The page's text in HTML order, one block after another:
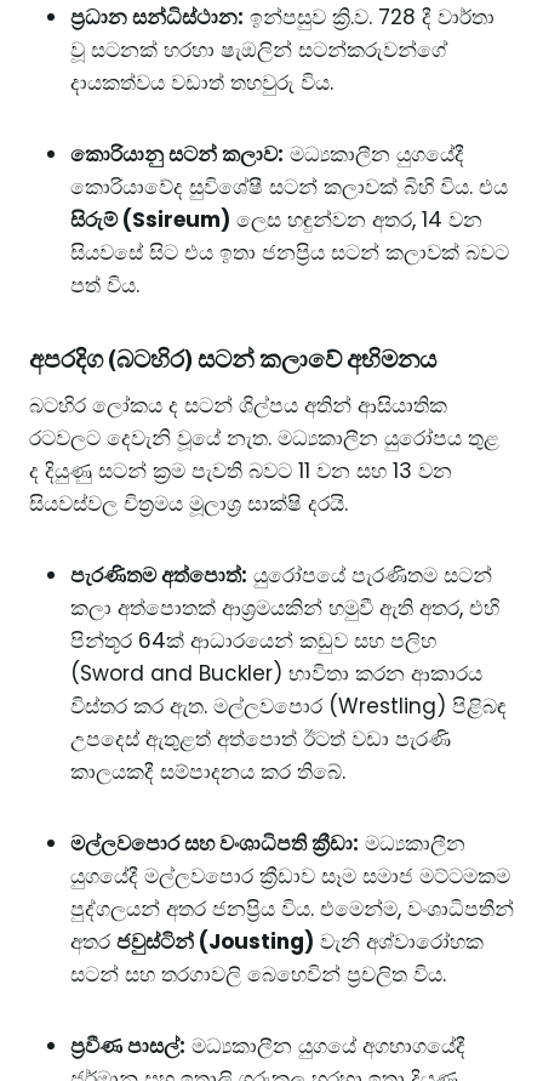
ප්‍රධාන සන්ධිස්ථාන: ඉන්පසුව ක්‍රි.ව. 728 දී වාර්තා
වූ සටනක් හරහා ෂැඔලින් සටන්කරුවන්ගේ
දායකත්වය වඩාත් තහවුරු විය.
කොරියානු සටන් කලාව: මධ්‍යකාලීන යුගයේදී
කොරියාවේද සුවිශේෂී සටන් කලාවක් බිහි විය. එය
සිරුම් (Ssireum) ලෙස හඳුන්වන අතර, 14 වන
සියවසේ සිට එය ඉතා ජනප්‍රිය සටන් කලාවක් බවට
පත් විය.
​අපරදිග (බටහිර) සටන් කලාවේ අභිමනය
​බටහිර ලෝකය ද සටන් ශිල්පය අතින් ආසියාතික
රටවලට දෙවැනි වූයේ නැත. මධ්‍යකාලීන යුරෝපය තුළ
ද දියුණු සටන් ක්‍රම පැවති බවට 11 වන සහ 13 වන
සියවස්වල චිත්‍රමය මූලාශ්‍ර සාක්ෂි දරයි.
පැරණිතම අත්පොත්: යුරෝපයේ පැරණිතම සටන්
කලා අත්පොතක් ආශ්‍රමයකින් හමුවී ඇති අතර, එහි
පින්තූර 64ක් ආධාරයෙන් කඩුව සහ පලිහ
(Sword and Buckler) භාවිතා කරන ආකාරය
විස්තර කර ඇත. මල්ලවපොර (Wrestling) පිළිබඳ
උපදෙස් ඇතුළත් අත්පොත් ඊටත් වඩා පැරණි
කාලයකදී සම්පාදනය කර තිබේ.
මල්ලවපොර සහ වංශාධිපති ක්‍රීඩා: මධ්‍යකාලීන
යුගයේදී මල්ලවපොර ක්‍රීඩාව සෑම සමාජ මට්ටමකම
පුද්ගලයන් අතර ජනප්‍රිය විය. එමෙන්ම, වංශාධිපතීන්
අතර ජවුස්ටින් (Jousting) වැනි අශ්වාරෝහක
සටන් සහ තරගාවලි බෙහෙවින් ප්‍රචලිත විය.
ප්‍රවීණ පාසල්: මධ්‍යකාලීන යුගයේ අගභාගයේදී